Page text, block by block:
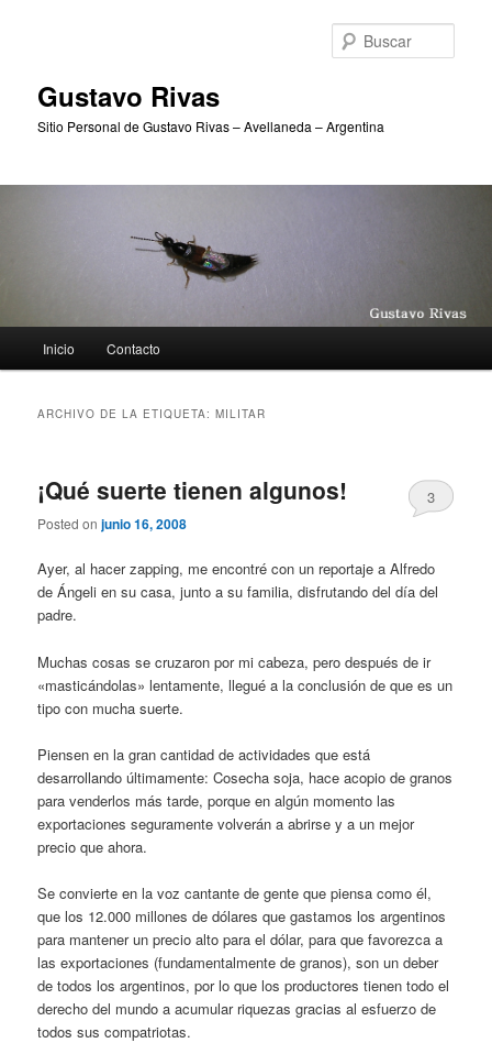
Gustavo Rivas
Sitio Personal de Gustavo Rivas – Avellaneda – Argentina
principal
Inicio Contacto
ARCHIVO DE LA ETIQUETA:MILITAR
¡Qué suerte tienen algunos!
Posted onjunio 16, 2008
3
Ayer, al hacer zapping, me encontré con un reportaje a Alfredo
de Ángeli en su casa, junto a su familia, disfrutando del día del
padre.
Muchas cosas se cruzaron por mi cabeza, pero después de ir
«masticándolas» lentamente, llegué a la conclusión de que es un
tipo con mucha suerte.
Piensen en la gran cantidad de actividades que está
desarrollando últimamente: Cosecha soja, hace acopio de granos
para venderlos más tarde, porque en algún momento las
exportaciones seguramente volverán a abrirse y a un mejor
precio que ahora.
Se convierte en la voz cantante de gente que piensa como él,
que los 12.000 millones de dólares que gastamos los argentinos
para mantener un precio alto para el dólar, para que favorezca a
las exportaciones (fundamentalmente de granos), son un deber
de todos los argentinos, por lo que los productores tienen todo el
derecho del mundo a acumular riquezas gracias al esfuerzo de
todos sus compatriotas.